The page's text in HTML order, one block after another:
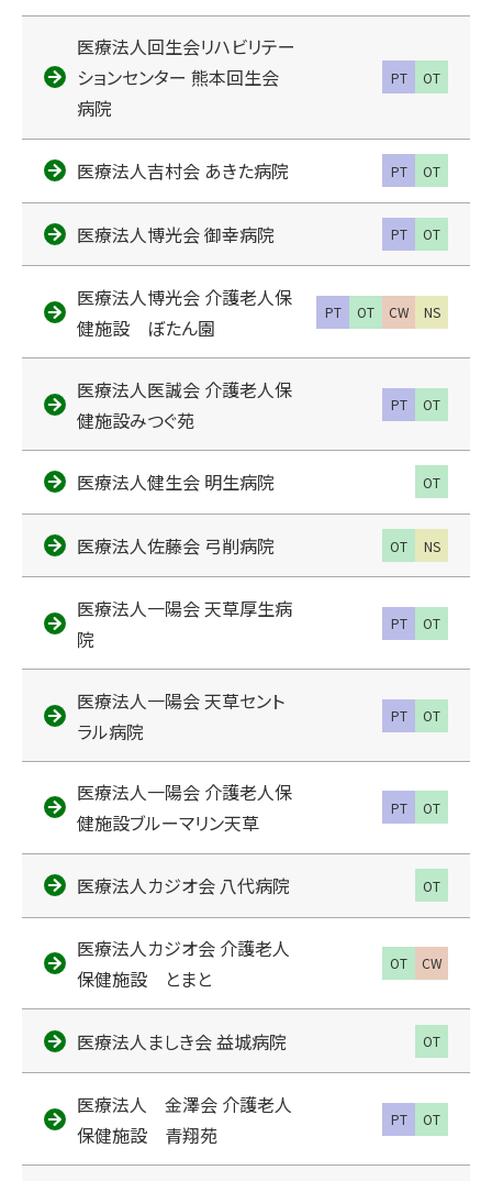
医療法人回生会リハビリテー
ションセンター 熊本回生会
病院
PT OT
医療法人吉村会 あきた病院 PT OT
医療法人博光会 御幸病院 PT OT
医療法人博光会 介護老人保
健施設 ぼたん園
PT OT CW NS
医療法人医誠会 介護老人保
健施設みつぐ苑
PT OT
医療法人健生会 明生病院 OT
医療法人佐藤会 弓削病院 OT NS
医療法人一陽会 天草厚生病
院
PT OT
医療法人一陽会 天草セント
ラル病院
PT OT
医療法人一陽会 介護老人保
健施設ブルーマリン天草
PT OT
医療法人カジオ会 八代病院 OT
医療法人カジオ会 介護老人
保健施設 とまと
OT CW
医療法人ましき会 益城病院 OT
医療法人 金澤会 介護老人
保健施設 青翔苑
PT OT